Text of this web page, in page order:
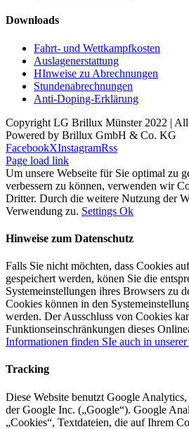
Downloads
Fahrt- und Wettkampfkosten
Auslagenerstattung
HInweise zu Abrechnungen
Stundenabrechnungen
Anti-Doping-Erklärung
Copyright LG Brillux Münster 2022 | All
Powered by Brillux GmbH & Co. KG
FacebookXInstagramRss
Page load link
Um unsere Webseite für Sie optimal zu
verbessern zu können, verwenden wir
Dritter. Durch die weitere Nutzung der
Verwendung zu. Settings Ok
Hinweise zum Datenschutz
Falls Sie nicht möchten, dass Cookies
gespeichert werden, könen Sie die
Systemeinstellungen ihres Browsers zu
Cookies können in den
werden. Der Ausschluss von Cookies
Funktionseinschränkungen dieses
Informationen finden SIe auch in
Tracking
Diese Website benutzt Google
der Google Inc. („Google“). Google
„Cookies“, Textdateien, die auf Ihrem